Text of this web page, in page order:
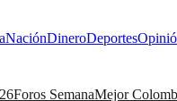
NaciónDineroDeportes
Foros SemanaMejor